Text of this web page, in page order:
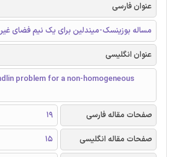
عنوان فارسی
مساله بوزینسک-میندلین برای یک نیم فضای
عنوان انگلیسی
problem for a non-homogeneous
صفحات مقاله فارسی
19
صفحات مقاله انگلیسی
15